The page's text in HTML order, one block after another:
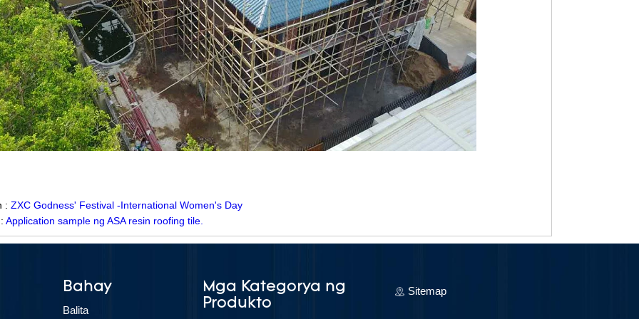
: ZXC Godness' Festival -International Women's Day
Application sample ng ASA resin roofing tile.
Bahay
Balita
Mga Kategorya ng
Produkto
Sitemap